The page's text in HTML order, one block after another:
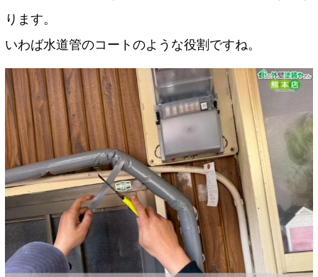
ります。
いわば水道管のコートのような役割ですね。